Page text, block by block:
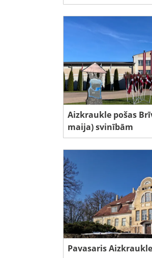
Aizkraukle pošas
maija) svinībām
Pavasaris